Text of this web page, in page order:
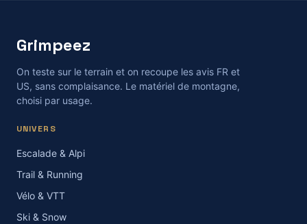
Grimpeez
On teste sur le terrain et on recoupe les avis FR et
US, sans complaisance. Le matériel de montagne,
choisi par usage.
UNIVERS
Escalade & Alpi
Trail & Running
Vélo & VTT
Ski & Snow